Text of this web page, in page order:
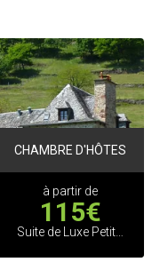
CHAMBRE D'HÔTES
à partir de
115€